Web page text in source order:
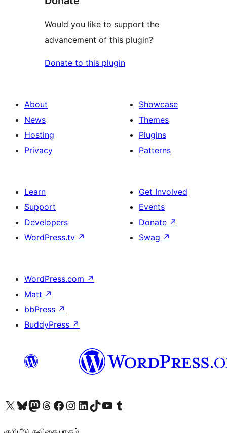
Would you like to support the
advancement of this plugin?
Donate to this plugin
About
News
Hosting
Privacy
Showcase
Themes
Plugins
Patterns
Learn
Support
Developers
WordPress.tv ↗
Get Involved
Events
Donate ↗
Swag ↗
WordPress.com ↗
Matt ↗
bbPress ↗
BuddyPress ↗
Visit our X (formerly Twitter) account
Visit our Bluesky account
Visit our Mastodon account
Visit our Threads account
Visit our Facebook page
Visit our Instagram account
Visit our LinkedIn account
Visit our TikTok account
Visit our YouTube channel
Visit our Tumblr account